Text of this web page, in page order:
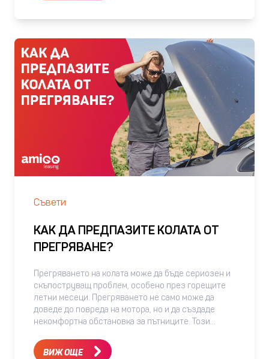
електроенергия и позволява на устройствата ти
внимавай да е съвместимо с твоите устройства. -
Универсална стойка за телефон Навигацията е
нераздел
Съвети
КАК ДА ПРЕДПАЗИТЕ КОЛАТА ОТ
ПРЕГРЯВАНЕ?
Прегряването на колата може да бъде сериозен и
скъпоструващ проблем, особено през горещите
летни месеци. Прегряването не само може да
доведе до повреда на мотора, но и да създаде
некомфортна обстановка за пътниците. Този
пред сериозни предизвикателства и трудности
ВИЖ ОЩЕ